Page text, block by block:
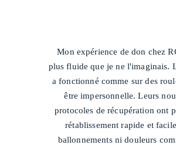
Mon expérience de don chez
plus fluide que je ne l'imaginais.
a fonctionné comme sur des
être impersonnelle. Leurs
protocoles de récupération ont
rétablissement rapide et
ballonnements ni douleurs